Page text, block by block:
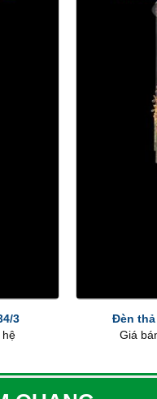
3
hệ
Đèn thả
Giá